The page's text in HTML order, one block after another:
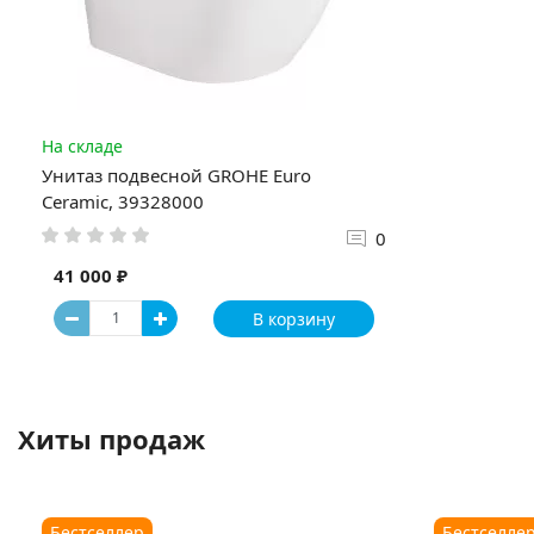
На складе
Унитаз подвесной GROHE Euro
Ceramic, 39328000
0
41 000 ₽
В корзину
Хиты продаж